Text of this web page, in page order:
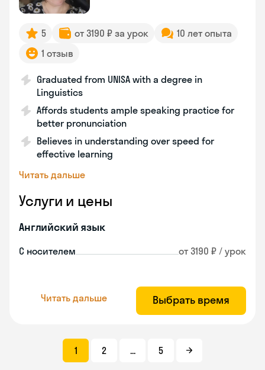
5 от 3190 ₽ за урок
10 лет опыта
1 отзыв
Graduated from UNISA with a degree in
Linguistics
Affords students ample speaking practice for
better pronunciation
Believes in understanding over speed for
effective learning
Читать дальше
Услуги и цены
Английский язык
С носителем от 3190 ₽ / урок
Читать дальше Выбрать время
1 2 ... 5